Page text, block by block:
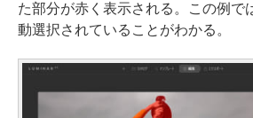
た部分が赤く表示される。この例で
動選択されていることがわかる。